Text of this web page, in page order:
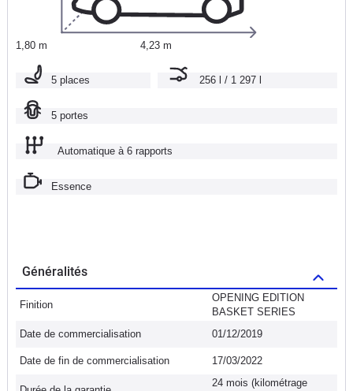
1,80 m 4,23 m
5 places 256 l / 1 297 l
5 portes
Automatique à 6 rapports
Essence
Généralités
Finition
OPENING EDITION
BASKET SERIES
Date de commercialisation
01/12/2019
Date de fin de commercialisation 17/03/2022
24 mois (kilométrage